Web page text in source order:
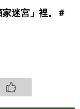
迷宮」裡。＃